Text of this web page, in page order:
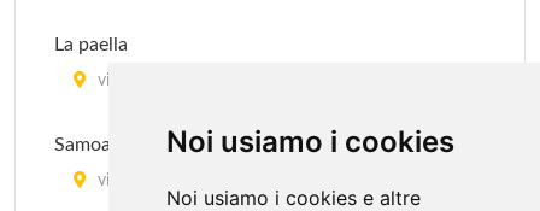
Noi usiamo i cookies
Noi usiamo i cookies e altre
La paella
via Stradella 197, Torino
Samoa
via Montebello 11, Torino